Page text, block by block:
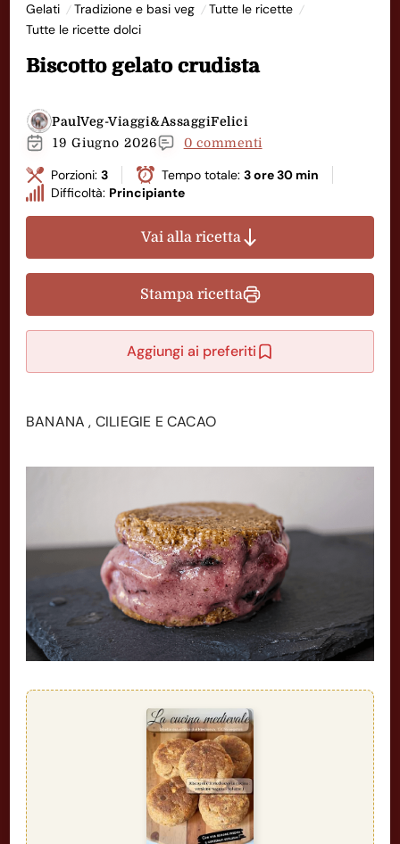
Gelati Tradizione e basi veg
Tutte le ricette
Tutte le ricette dolci
Biscotto gelato crudista
PaulVeg-Viaggi&AssaggiFelici
19 Giugno 2026
0 commenti
Porzioni: 3 Tempo totale: 3 ore 30 min
Difficoltà: Principiante
Vai alla ricetta
Stampa ricetta
Aggiungi ai preferiti
BANANA , CILIEGIE E CACAO